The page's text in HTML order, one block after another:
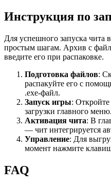
Инструкция по
Для успешного запуска чита
простым шагам. Архив с
введите его при распаковке.
Подготовка файлов:
распакуйте его с
.exe-файл.
Запуск игры:
загрузки главного меню.
Активация чита: В
— чит интегрируется
Управление: Для
момент нажмите
FAQ